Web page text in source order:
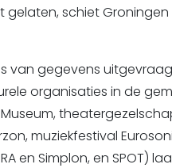
gelaten, schiet
van gegevens
organisaties in de
muziekfestival
en Simplon, en SPOT)